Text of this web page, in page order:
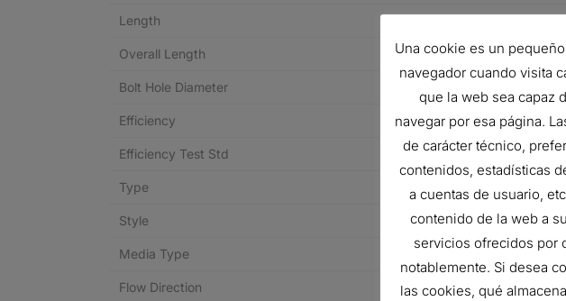
Length
Overall Length
Bolt Hole Diameter
Efficiency
Efficiency Test Std
Type
Style
Media Type
Flow Direction
Una cookie es un
navegador cuando visita
que la web sea capaz
navegar por esa página.
de carácter técnico,
contenidos, estadísticas
a cuentas de usuario,
contenido de la web a
servicios ofrecidos por
notablemente. Si desea
las cookies, qué